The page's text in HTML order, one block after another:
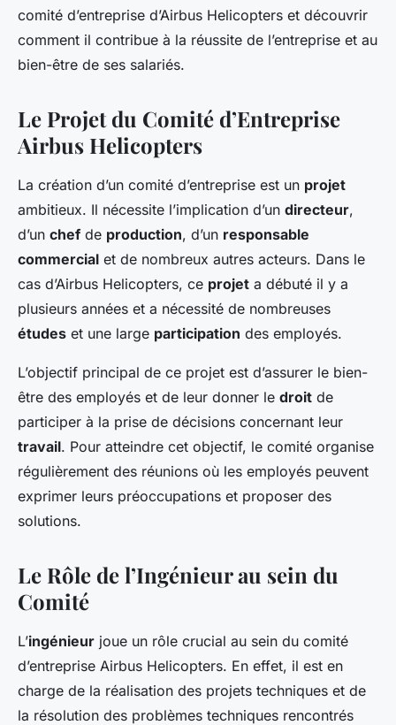
comité d’entreprise d’Airbus Helicopters et découvrir
comment il contribue à la réussite de l’entreprise et au
bien-être de ses salariés.
Le Projet du Comité d’Entreprise
Airbus Helicopters
La création d’un comité d’entreprise est un projet
ambitieux. Il nécessite l’implication d’un directeur,
d’un chef de production, d’un responsable
commercial et de nombreux autres acteurs. Dans le
cas d’Airbus Helicopters, ce projet a débuté il y a
plusieurs années et a nécessité de nombreuses
études et une large participation des employés.
L’objectif principal de ce projet est d’assurer le bien-
être des employés et de leur donner le droit de
participer à la prise de décisions concernant leur
travail. Pour atteindre cet objectif, le comité organise
régulièrement des réunions où les employés peuvent
exprimer leurs préoccupations et proposer des
solutions.
Le Rôle de l’Ingénieur au sein du
Comité
L’ingénieur joue un rôle crucial au sein du comité
d’entreprise Airbus Helicopters. En effet, il est en
charge de la réalisation des projets techniques et de
la résolution des problèmes techniques rencontrés